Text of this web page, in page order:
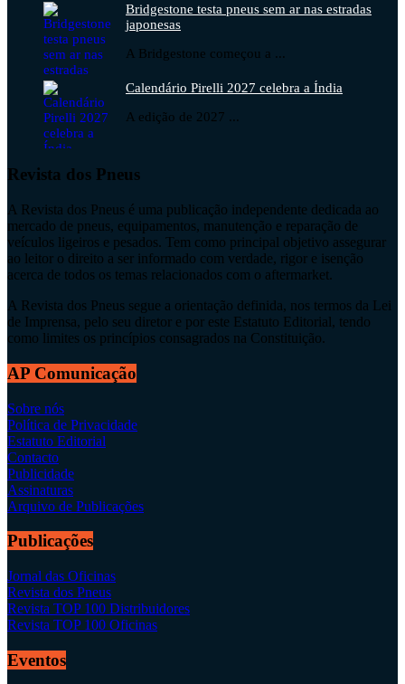
Bridgestone testa pneus sem ar nas estradas
japonesas
A Bridgestone começou a ...
Calendário Pirelli 2027 celebra a Índia
A edição de 2027 ...
Revista dos Pneus
A Revista dos Pneus é uma publicação independente dedicada ao
mercado de pneus, equipamentos, manutenção e reparação de
veículos ligeiros e pesados. Tem como principal objetivo assegurar
ao leitor o direito a ser informado com verdade, rigor e isenção
acerca de todos os temas relacionados com o aftermarket.
A Revista dos Pneus segue a orientação definida, nos termos da Lei
de Imprensa, pelo seu diretor e por este Estatuto Editorial, tendo
como limites os princípios consagrados na Constituição.
AP Comunicação
Sobre nós
Política de Privacidade
Estatuto Editorial
Contacto
Publicidade
Assinaturas
Arquivo de Publicações
Publicações
Jornal das Oficinas
Revista dos Pneus
Revista TOP 100 Distribuidores
Revista TOP 100 Oficinas
Eventos